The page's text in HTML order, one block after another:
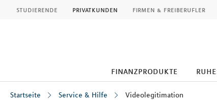
studierende privatkunden firmen & freiberufler
finanzprodukte
Startseite Service & Hilfe Videolegitimation